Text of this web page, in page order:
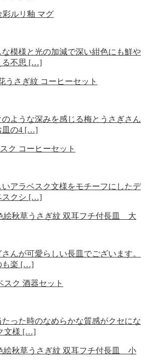
彩ルリ釉 マグ
模様と光の加減で深い紺色にも鮮や
る不思 […]
うさぎ紋 コーヒーセット
ような深みを感じる梅とうさぎさん
皿の4 […]
ク コーヒーセット
アラベスク文様をモチーフにしたデ
スクシ […]
絵秋草うさぎ紋 双耳フチ付長皿 大
んが可愛らしい長皿でございます。
も楽 […]
スク 酒器セット
った時のなめらかな質感がクセにな
文様 […]
絵秋草うさぎ紋 双耳フチ付長皿 小